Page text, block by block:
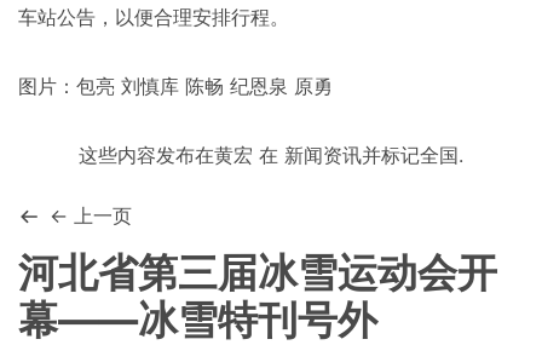
车站公告，以便合理安排行程。
图片：包亮 刘慎库 陈畅 纪恩泉 原勇
这些内容发布在黄宏 在 新闻资讯并标记全国.
← 上一页
河北省第三届冰雪运动会开
幕——冰雪特刊号外